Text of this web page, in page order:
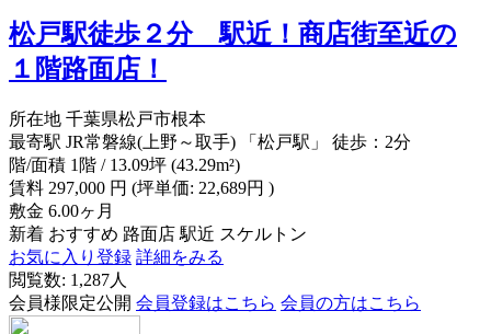
松戸駅徒歩２分 駅近！商店街至近の
１階路面店！
所在地 千葉県松戸市根本
最寄駅 JR常磐線(上野～取手) 「松戸駅」 徒歩：2分
階/面積 1階 / 13.09坪 (43.29m²)
賃料 297,000 円 (坪単価: 22,689円 )
敷金 6.00ヶ月
新着 おすすめ 路面店 駅近 スケルトン
お気に入り登録 詳細をみる
閲覧数: 1,287人
会員様限定公開 会員登録はこちら 会員の方はこちら